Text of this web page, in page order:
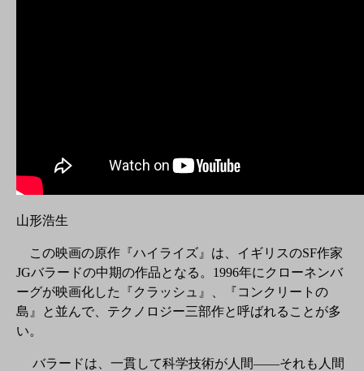
山形浩生
この映画の原作『ハイライズ』は、イギリスのSF作家
JGバラードの中期の作品となる。1996年にクローネンバ
ーグが映画化した『クラッシュ』、『コンクリートの
島』と並んで、テクノロジー三部作と呼ばれることが多
い。
バラードは、一貫して科学技術が人間――それも人間